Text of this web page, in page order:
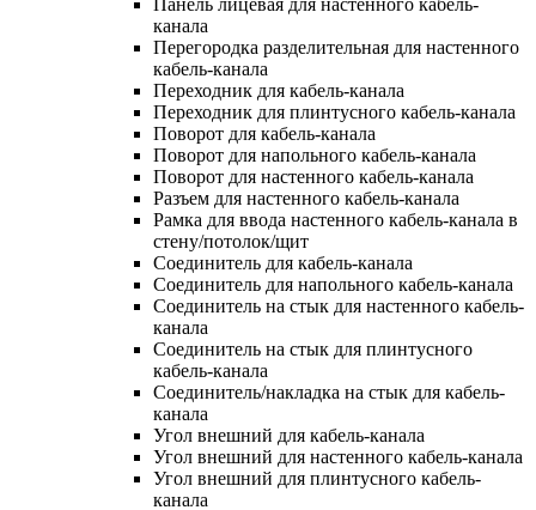
канала
Перегородка разделительная для настенного
кабель-канала
Переходник для кабель-канала
Переходник для плинтусного кабель-канала
Поворот для кабель-канала
Поворот для напольного кабель-канала
Поворот для настенного кабель-канала
Разъем для настенного кабель-канала
Рамка для ввода настенного кабель-канала в
стену/потолок/щит
Соединитель для кабель-канала
Соединитель для напольного кабель-канала
Соединитель на стык для настенного кабель-
канала
Соединитель на стык для плинтусного
кабель-канала
Соединитель/накладка на стык для кабель-
канала
Угол внешний для кабель-канала
Угол внешний для настенного кабель-канала
Угол внешний для плинтусного кабель-
канала